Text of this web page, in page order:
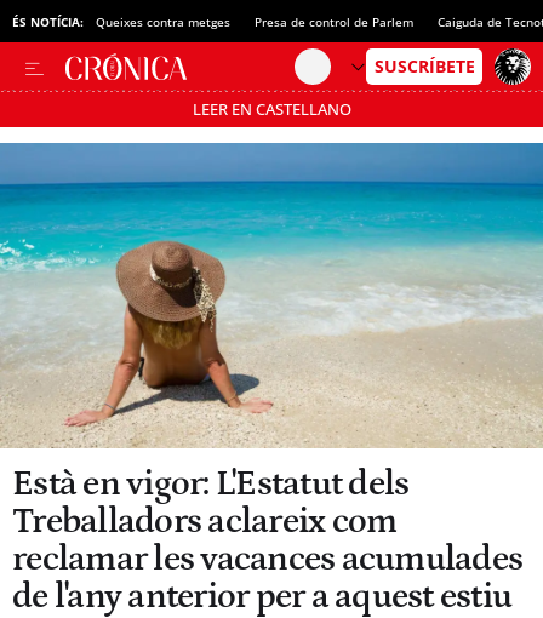
ÉS NOTÍCIA: Queixes contra metges Presa de control de Parlem Caiguda de
LEER EN CASTELLANO
Passa’t al mode estalvi
Està en vigor: L'Estatut dels
Treballadors aclareix com
reclamar les vacances acumulades
de l'any anterior per a aquest estiu